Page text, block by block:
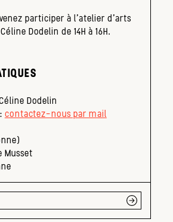
participer à l’atelier d’arts
Dodelin de 14H à 16H.
Dodelin
contactez-nous par mail
Musset